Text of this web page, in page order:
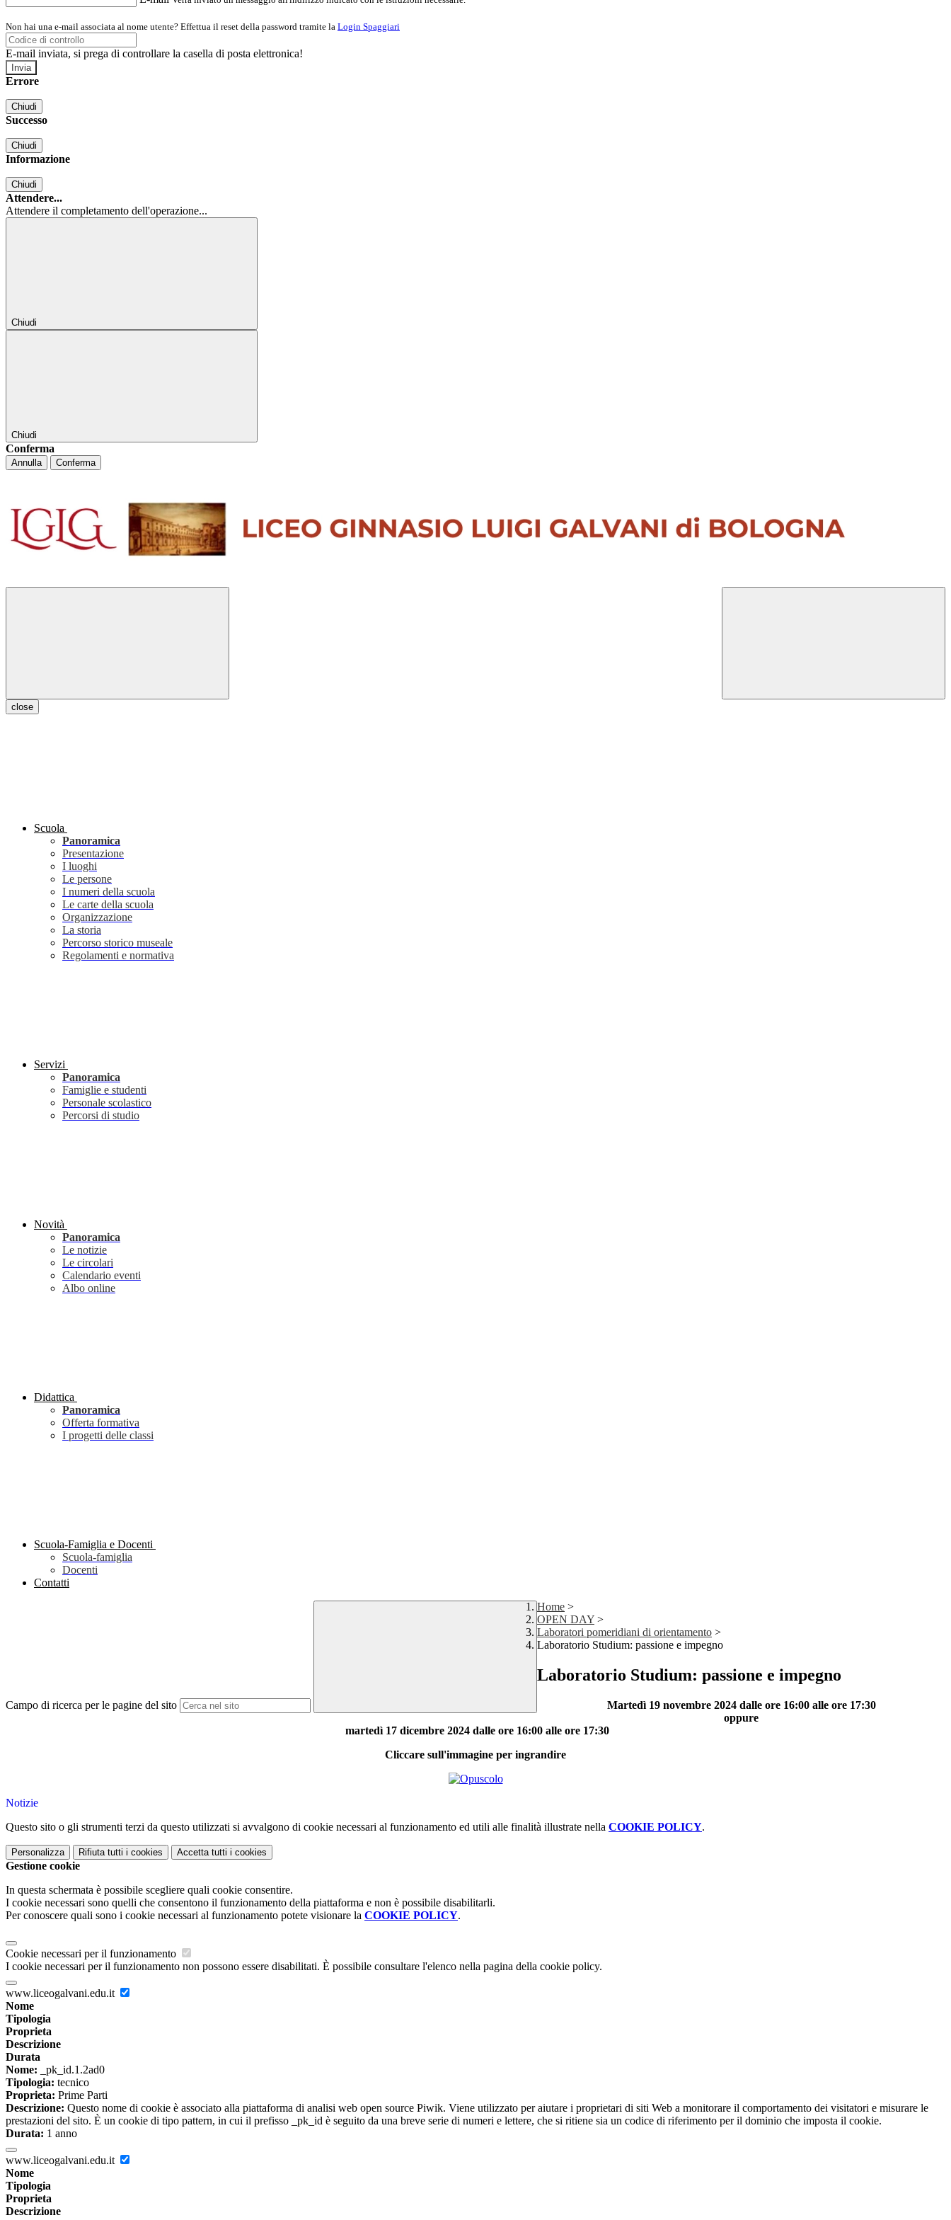
Non hai una e-mail associata al nome utente? Effettua il reset della password tramite la Login Spaggiari
E-mail inviata, si prega di controllare la casella di posta elettronica!
Errore
Chiudi
Successo
Chiudi
Informazione
Chiudi
Attendere...
Attendere il completamento dell'operazione...
Chiudi
Chiudi
Conferma
Annulla Conferma
close
Scuola
Panoramica
Presentazione
I luoghi
Le persone
I numeri della scuola
Le carte della scuola
Organizzazione
La storia
Percorso storico museale
Regolamenti e normativa
Servizi
Panoramica
Famiglie e studenti
Personale scolastico
Percorsi di studio
Novità
Panoramica
Le notizie
Le circolari
Calendario eventi
Albo online
Didattica
Panoramica
Offerta formativa
I progetti delle classi
Scuola-Famiglia e Docenti
Scuola-famiglia
Docenti
Contatti
Campo di ricerca per le pagine del sito
Home >
OPEN DAY >
Laboratori pomeridiani di orientamento >
Laboratorio Studium: passione e impegno
Laboratorio Studium: passione e impegno
Martedì 19 novembre 2024 dalle ore 16:00 alle ore 17:30
oppure
martedì 17 dicembre 2024 dalle ore 16:00 alle ore 17:30
Cliccare sull'immagine per ingrandire
Notizie
Questo sito o gli strumenti terzi da questo utilizzati si avvalgono di cookie necessari al funzionamento ed utili alle finalità illustrate nella COOKIE POLICY.
Personalizza Rifiuta tutti i cookies Accetta tutti i cookies
Gestione cookie
In questa schermata è possibile scegliere quali cookie consentire.
I cookie necessari sono quelli che consentono il funzionamento della piattaforma e non è possibile disabilitarli.
Per conoscere quali sono i cookie necessari al funzionamento potete visionare la COOKIE POLICY.
Cookie necessari per il funzionamento
I cookie necessari per il funzionamento non possono essere disabilitati. È possibile consultare l'elenco nella pagina della cookie policy.
www.liceogalvani.edu.it
Nome
Tipologia
Proprieta
Descrizione
Durata
Nome: _pk_id.1.2ad0
Tipologia: tecnico
Proprieta: Prime Parti
Descrizione: Questo nome di cookie è associato alla piattaforma di analisi web open source Piwik. Viene utilizzato per aiutare i proprietari di siti Web a monitorare il comportamento dei visitatori e misurare le
prestazioni del sito. È un cookie di tipo pattern, in cui il prefisso _pk_id è seguito da una breve serie di numeri e lettere, che si ritiene sia un codice di riferimento per il dominio che imposta il cookie.
Durata: 1 anno
www.liceogalvani.edu.it
Nome
Tipologia
Proprieta
Descrizione